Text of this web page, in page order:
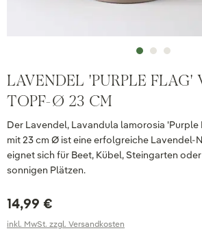
LAVENDEL 'PURPLE FLAG'
TOPF-Ø 23 CM
Der Lavendel, Lavandula lamorosia
mit 23 cm Ø ist eine erfolgreiche Lavendel-
eignet sich für Beet, Kübel, Steingarten
sonnigen Plätzen.
14,99 €
inkl. MwSt. zzgl. Versandkosten